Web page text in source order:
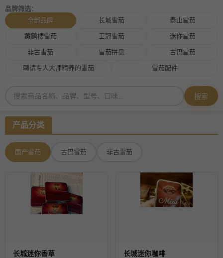
品牌筛选：
全部品牌
长城雪茄 泰山雪茄
黄鹤楼雪茄 王冠雪茄 迷你雪茄
非古雪茄 雪茄拼盘 古巴雪茄
聘请专人大师精养的雪茄 雪茄配件
搜索
产品分类
国产雪茄 古巴雪茄 非古雪茄
长城迷你香草 长城迷你咖啡